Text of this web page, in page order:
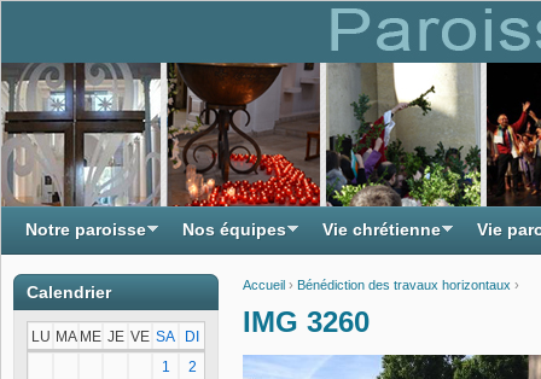
Accueil › Bénédiction des travaux horizontaux ›
IMG 3260
Notre paroisse Nos équipes Vie chrétienne Vie
Calendrier
LU MA ME JE VE SA
DI
1
2